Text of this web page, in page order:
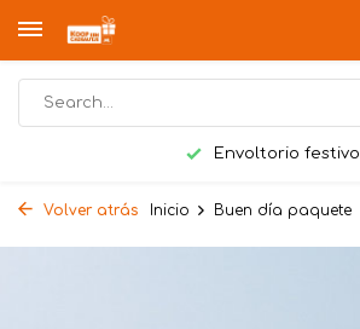
Envoltorio festivo
Volver atrás Inicio Buen día paquete